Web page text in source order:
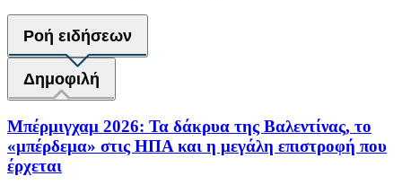
Ροή ειδήσεων
Δημοφιλή
Μπέρμιγχαμ 2026: Τα δάκρυα της Βαλεντίνας, το
«μπέρδεμα» στις ΗΠΑ και η μεγάλη επιστροφή που
έρχεται